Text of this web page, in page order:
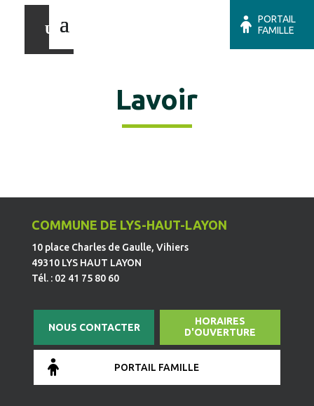
PORTAIL
FAMILLE
Lavoir
COMMUNE DE LYS-HAUT-LAYON
10 place Charles de Gaulle, Vihiers
49310 LYS HAUT LAYON
Tél. : 02 41 75 80 60
NOUS CONTACTER
HORAIRES
D'OUVERTURE
PORTAIL FAMILLE